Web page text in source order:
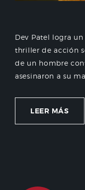
Dev Patel logra
thriller de acción
de un hombre
asesinaron a su
LEER MÁS